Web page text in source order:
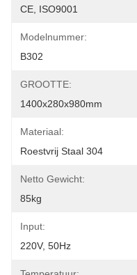
CE, ISO9001
Modelnummer:
B302
GROOTTE:
1400x280x980mm
Materiaal:
Roestvrij Staal 304
Netto Gewicht:
85kg
Input:
220V, 50Hz